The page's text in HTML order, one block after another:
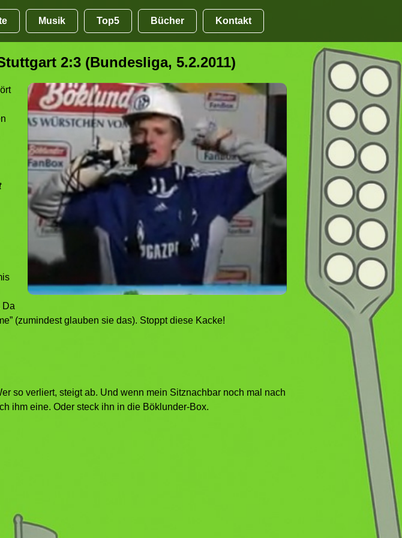
Musik Top5 Bücher Kontakt
2:3 (Bundesliga, 5.2.2011)
Da
(zumindest glauben sie das). Stoppt diese Kacke!
so verliert, steigt ab. Und wenn mein Sitznachbar noch mal nach
ihm eine. Oder steck ihn in die Böklunder-Box.